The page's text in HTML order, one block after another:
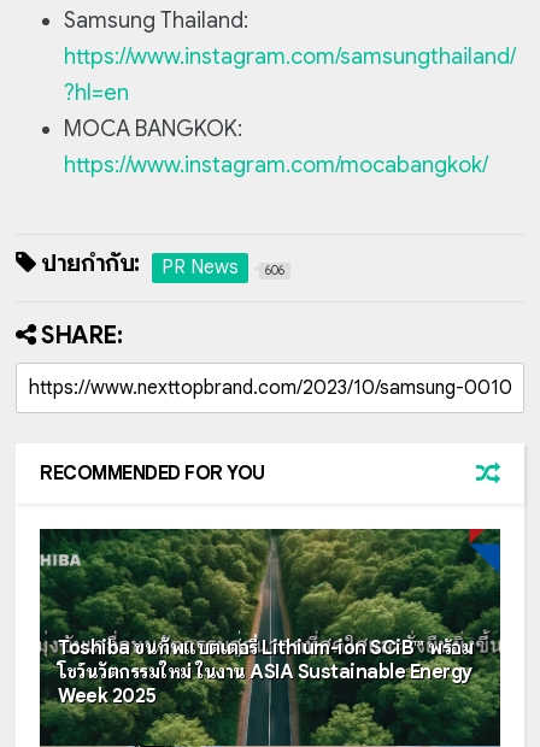
Samsung Thailand:
https://www.instagram.com/samsungthailand/
?hl=en
MOCA BANGKOK:
https://www.instagram.com/mocabangkok/
ป้ายกำกับ: PR News 606
SHARE:
RECOMMENDED FOR YOU
Toshiba ขนทัพแบตเตอรี่ Lithium-ion SCiB™ พร้อม
โชว์นวัตกรรมใหม่ ในงาน ASIA Sustainable Energy
Week 2025